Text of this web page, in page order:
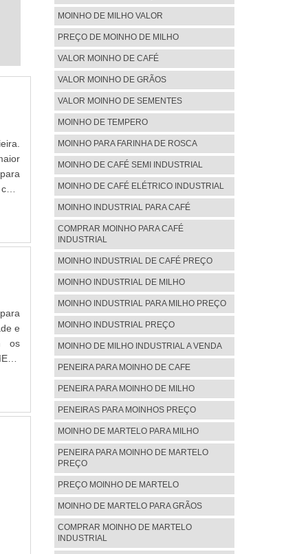
os
de
de
e
as
e
do
a
o
A
que
e
o
do
e
os
as
e
e
e
MOINHO DE MILHO VALOR
PREÇO DE MOINHO DE MILHO
VALOR MOINHO DE CAFÉ
VALOR MOINHO DE GRÃOS
VALOR MOINHO DE SEMENTES
MOINHO DE TEMPERO
MOINHO PARA FARINHA DE ROSCA
MOINHO DE CAFÉ SEMI INDUSTRIAL
MOINHO DE CAFÉ ELÉTRICO INDUSTRIAL
MOINHO INDUSTRIAL PARA CAFÉ
COMPRAR MOINHO PARA CAFÉ
INDUSTRIAL
MOINHO INDUSTRIAL DE CAFÉ PREÇO
MOINHO INDUSTRIAL DE MILHO
MOINHO INDUSTRIAL PARA MILHO PREÇO
MOINHO INDUSTRIAL PREÇO
MOINHO DE MILHO INDUSTRIAL A VENDA
PENEIRA PARA MOINHO DE CAFE
PENEIRA PARA MOINHO DE MILHO
PENEIRAS PARA MOINHOS PREÇO
MOINHO DE MARTELO PARA MILHO
PENEIRA PARA MOINHO DE MARTELO
PREÇO
PREÇO MOINHO DE MARTELO
MOINHO DE MARTELO PARA GRÃOS
COMPRAR MOINHO DE MARTELO
INDUSTRIAL